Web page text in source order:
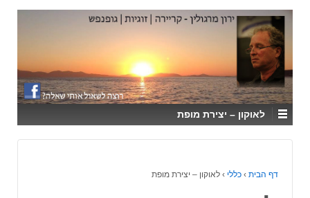
↓
SKIP
TO
MAIN
CONTENT
לאוקון – יצירת מופת
דף הבית › כללי › לאוקון – יצירת מופת